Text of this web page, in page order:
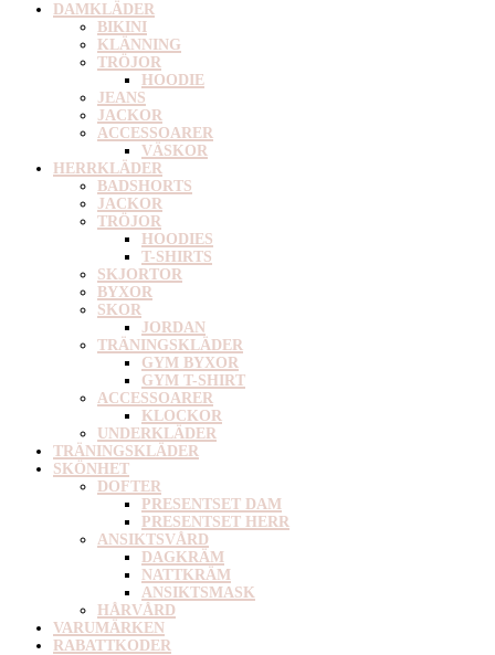
DAMKLÄDER
BIKINI
KLÄNNING
TRÖJOR
HOODIE
JEANS
JACKOR
ACCESSOARER
VÄSKOR
HERRKLÄDER
BADSHORTS
JACKOR
TRÖJOR
HOODIES
T-SHIRTS
SKJORTOR
BYXOR
SKOR
JORDAN
TRÄNINGSKLÄDER
GYM BYXOR
GYM T-SHIRT
ACCESSOARER
KLOCKOR
UNDERKLÄDER
TRÄNINGSKLÄDER
SKÖNHET
DOFTER
PRESENTSET DAM
PRESENTSET HERR
ANSIKTSVÅRD
DAGKRÄM
NATTKRÄM
ANSIKTSMASK
HÅRVÅRD
VARUMÄRKEN
RABATTKODER